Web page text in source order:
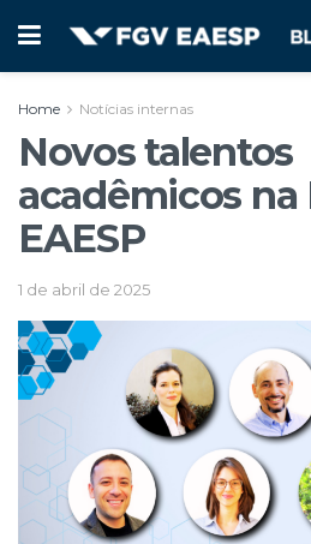
Home Notícias internas
Novos talentos
acadêmicos na
EAESP
1 de abril de 2025